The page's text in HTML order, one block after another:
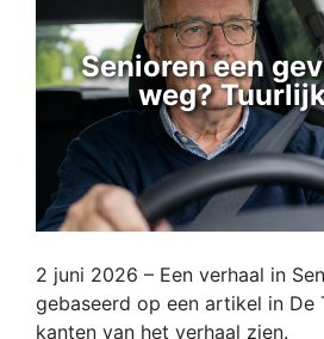
Senioren een
weg?
2 juni 2026 – Een verhaal in
gebaseerd op een artikel in De
kanten van het verhaal zien.